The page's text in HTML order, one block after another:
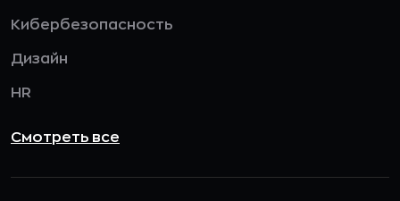
Кибербезопасность
Дизайн
HR
Смотреть все